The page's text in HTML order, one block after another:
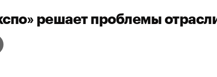
решает проблемы